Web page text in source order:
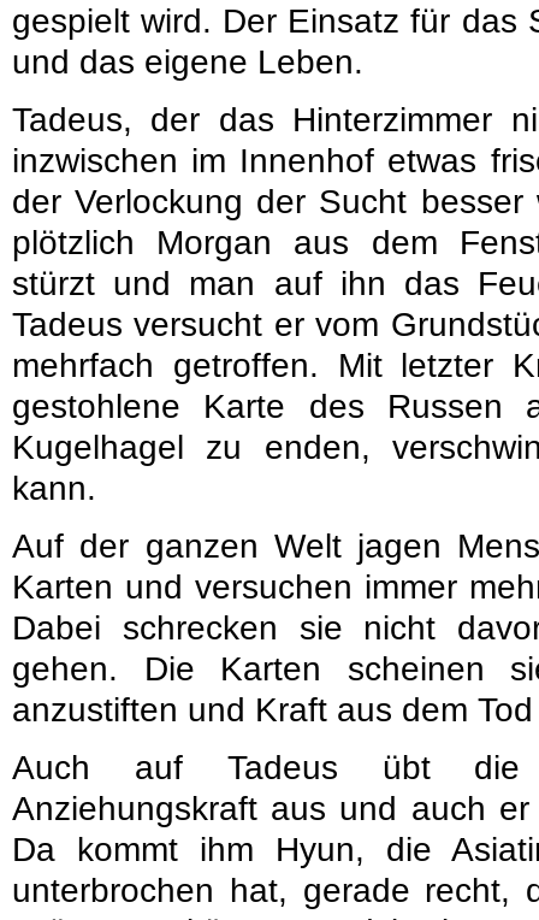
gespielt wird. Der Einsatz für das
und das eigene Leben.
Tadeus, der das Hinterzimmer
inzwischen im Innenhof etwas
der Verlockung der Sucht
plötzlich Morgan aus dem
stürzt und man auf ihn das
Tadeus versucht er vom
mehrfach getroffen. Mit letzter
gestohlene Karte des Russen
Kugelhagel zu enden,
kann.
Auf der ganzen Welt jagen
Karten und versuchen immer
Dabei schrecken sie nicht
gehen. Die Karten scheinen
anzustiften und Kraft aus dem
Auch auf Tadeus übt die
Anziehungskraft aus und auch
Da kommt ihm Hyun, die
unterbrochen hat, gerade recht,